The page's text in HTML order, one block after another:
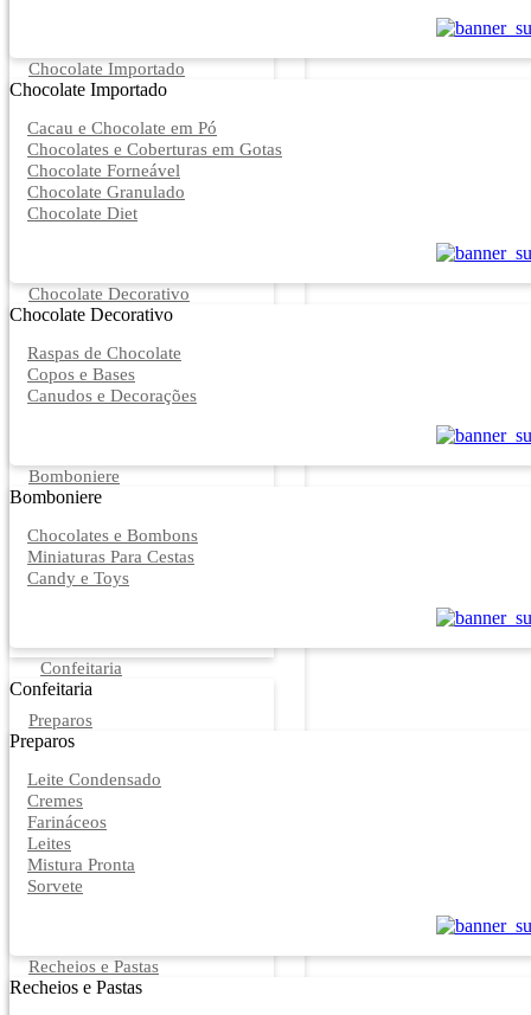
Chocolate Importado
Chocolate Importado
Cacau e Chocolate em Pó
Chocolates e Coberturas em Gotas
Chocolate Forneável
Chocolate Granulado
Chocolate Diet
Chocolate Decorativo
Chocolate Decorativo
Raspas de Chocolate
Copos e Bases
Canudos e Decorações
Bomboniere
Bomboniere
Chocolates e Bombons
Miniaturas Para Cestas
Candy e Toys
Confeitaria
Confeitaria
Preparos
Preparos
Leite Condensado
Cremes
Farináceos
Leites
Mistura Pronta
Sorvete
Recheios e Pastas
Recheios e Pastas